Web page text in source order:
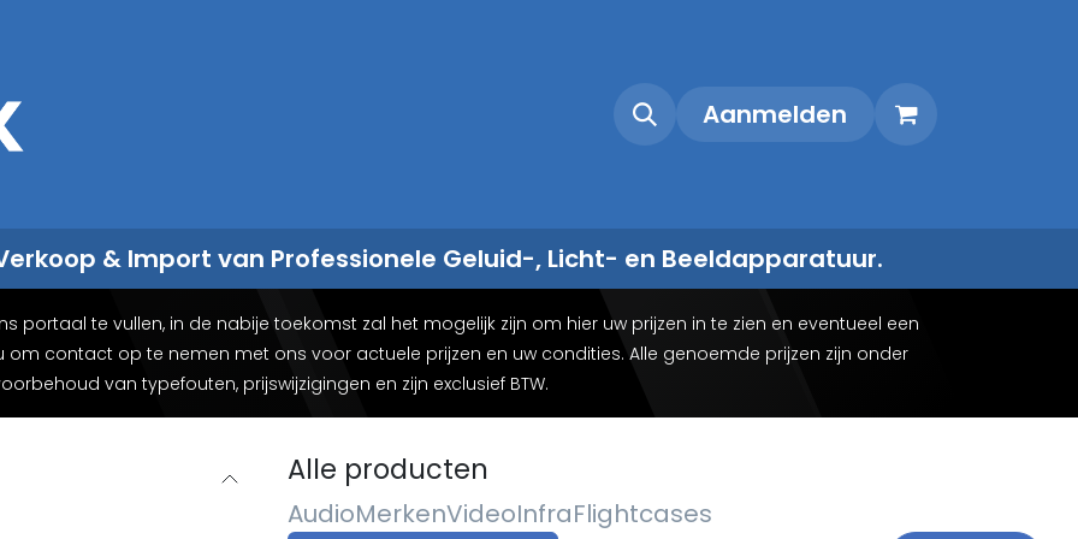
ContactAanmelden
& Import van Professionele Geluid-, Licht- en Beeldapparatuur.
portaal te vullen, in de nabije toekomst zal het mogelijk zijn om hier uw prijzen in te zien en eventueel een
om contact op te nemen met ons voor actuele prijzen en uw condities. Alle genoemde prijzen zijn onder
van typefouten, prijswijzigingen en zijn exclusief BTW.
Alle producten
AudioMerkenVideoInfraFlightcases